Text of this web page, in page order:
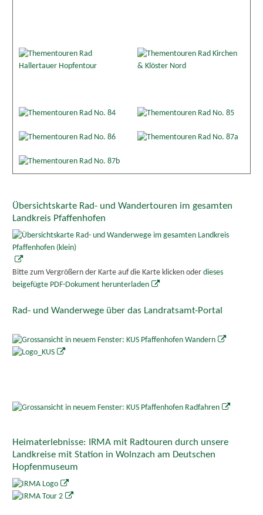
Übersichtskarte Rad- und Wandertouren im gesamten
Landkreis Pfaffenhofen
Bitte zum Vergrößern der Karte auf die Karte klicken oder dieses
beigefügte PDF-Dokument herunterladen
Rad- und Wanderwege über das Landratsamt-Portal
Heimaterlebnisse: IRMA mit Radtouren durch unsere
Landkreise mit Station in Wolnzach am Deutschen
Hopfenmuseum